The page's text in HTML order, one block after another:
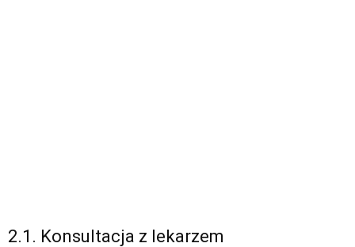
2.1. Konsultacja z lekarzem